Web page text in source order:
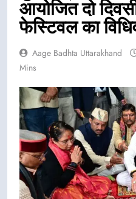
आयोजित दो
फेस्टिवल का
Aage Badhta Uttarakhand
Mins